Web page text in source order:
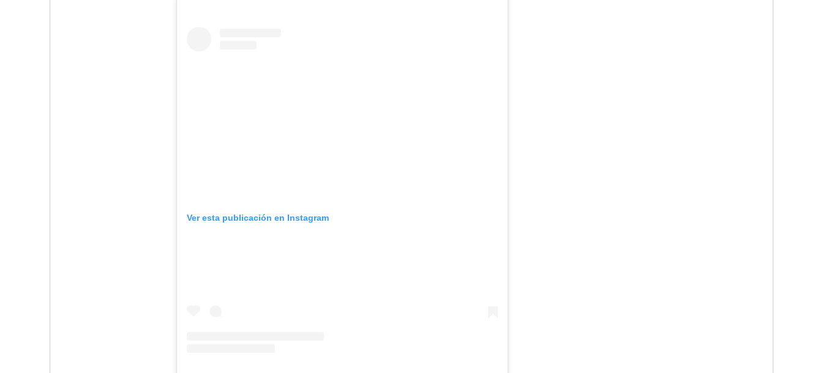
Ver esta publicación en Instagram